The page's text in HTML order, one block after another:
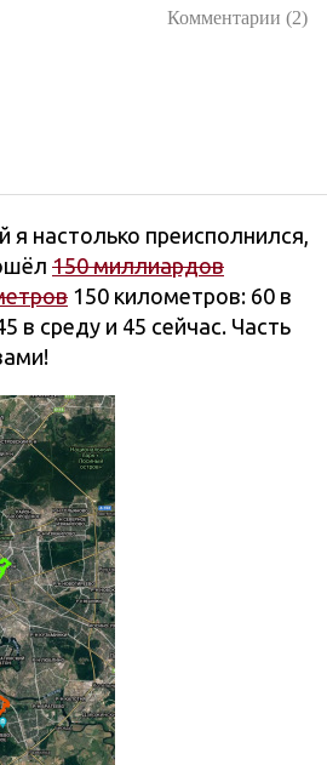
Комментарии (2)
я настолько преисполнился,
150 миллиардов
150 километров: 60 в
в среду и 45 сейчас. Часть